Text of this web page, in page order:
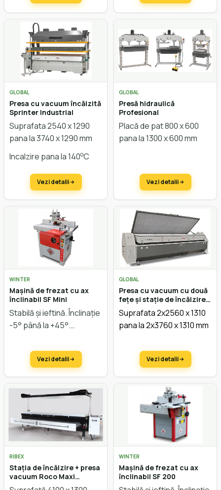
GLOBAL
Presa cu vacuum încălzită
Sprinter Industrial
Suprafata 2540 x 1290
pana la 3740 x 1290 mm
Incalzire pana la 140oC
Vezi detalii
GLOBAL
Presă hidraulică
Profesional
Placă de pat 800 x 600
pana la 1300 x 600 mm
Vezi detalii
WINTER
Mașină de frezat cu ax
înclinabil SF Mini
Stabilă și ieftină. Înclinație
-5° până la +45°.
Vezi detalii
GLOBAL
Presa cu vacuum cu două
fețe și stație de încălzire
Sprinter Turntable
Suprafata 2x2560 x 1310
pana la 2x3760 x 1310 mm
Vezi detalii
RIBEX
Stația de încălzire + presa
vacuum Roco Maxi
Vertical
WINTER
Mașină de frezat cu ax
înclinabil SF 200